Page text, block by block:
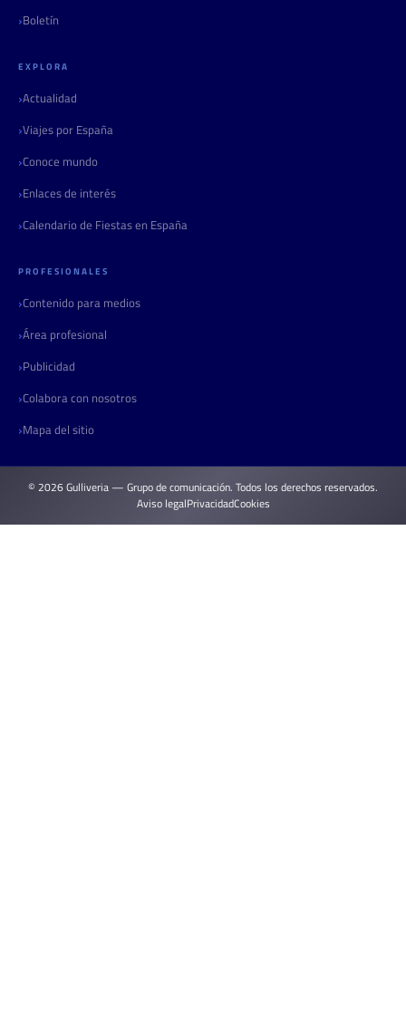
Boletín
EXPLORA
Actualidad
Viajes por España
Conoce mundo
Enlaces de interés
Calendario de Fiestas en España
PROFESIONALES
Contenido para medios
Área profesional
Publicidad
Colabora con nosotros
Mapa del sitio
© 2026 Gulliveria — Grupo de comunicación. Todos los derechos reservados.
Aviso legalPrivacidadCookies